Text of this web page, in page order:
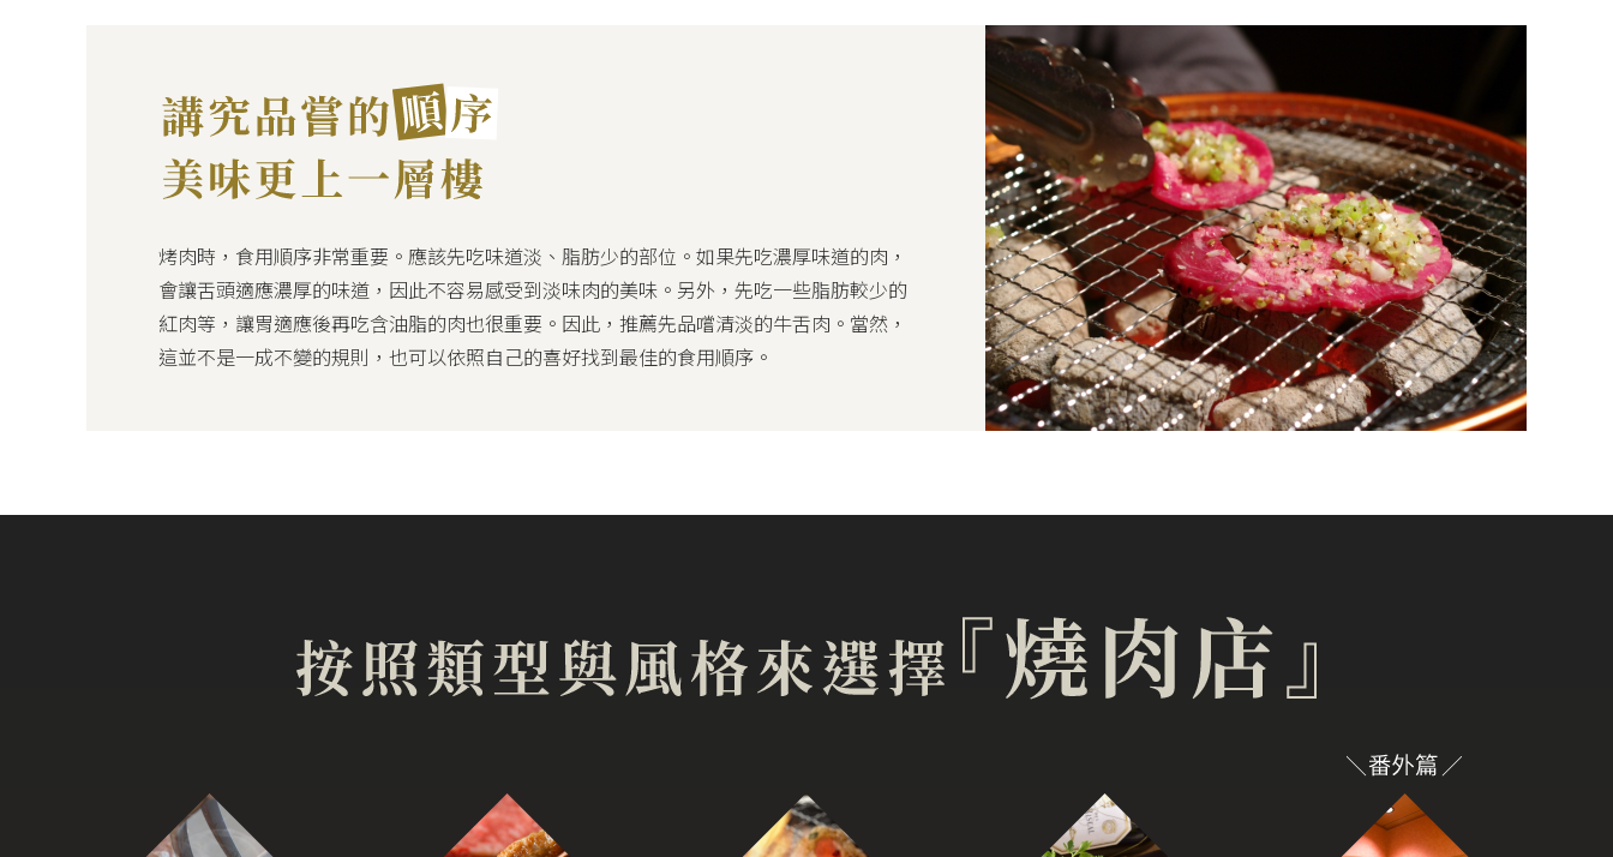
烤肉時，食用順序非常重要。應該先吃味道淡、脂肪少的部位。如果先吃濃厚味道的肉，
會讓舌頭適應濃厚的味道，因此不容易感受到淡味肉的美味。另外，先吃一些脂肪較少的
紅肉等，讓胃適應後再吃含油脂的肉也很重要。因此，推薦先品嚐清淡的牛舌肉。當然，
這並不是一成不變的規則，也可以依照自己的喜好找到最佳的食用順序。